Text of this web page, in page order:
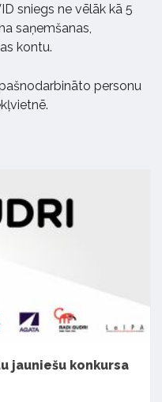
sniegs ne vēlāk kā 5
saņemšanas,
kontu.
personu
jauniešu konkursa